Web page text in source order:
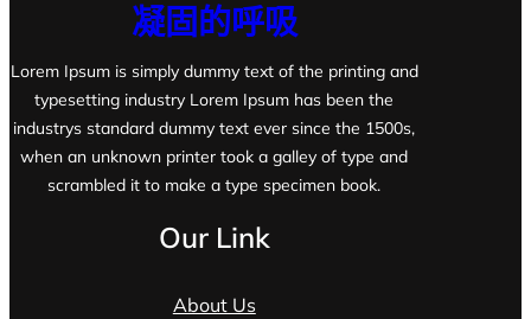
凝固的呼吸
Lorem Ipsum is simply dummy text of the printing and
typesetting industry Lorem Ipsum has been the
industrys standard dummy text ever since the 1500s,
when an unknown printer took a galley of type and
scrambled it to make a type specimen book.
Our Link
About Us